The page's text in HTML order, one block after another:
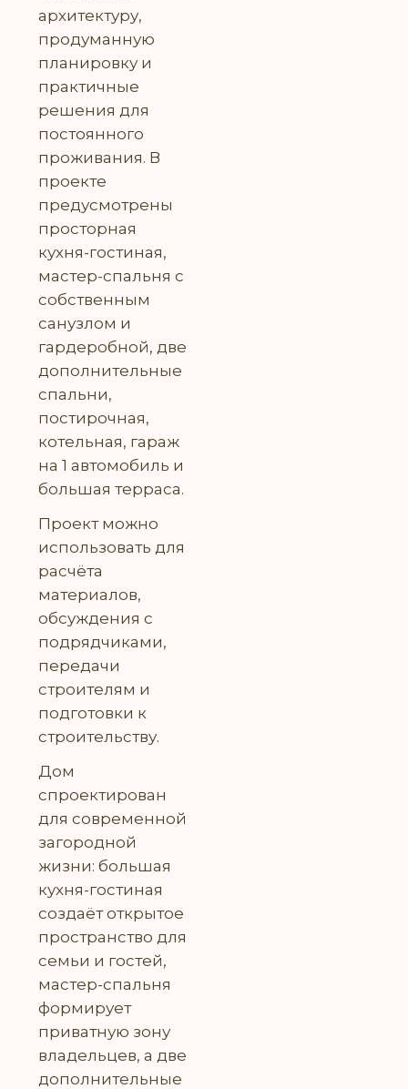
архитектуру,
продуманную
планировку и
практичные
решения для
постоянного
проживания. В
проекте
предусмотрены
просторная
кухня-гостиная,
мастер-спальня с
собственным
санузлом и
гардеробной, две
дополнительные
спальни,
постирочная,
котельная, гараж
на 1 автомобиль и
большая терраса.
Проект можно
использовать для
расчёта
материалов,
обсуждения с
подрядчиками,
передачи
строителям и
подготовки к
строительству.
Дом
спроектирован
для современной
загородной
жизни: большая
кухня-гостиная
создаёт открытое
пространство для
семьи и гостей,
мастер-спальня
формирует
приватную зону
владельцев, а две
дополнительные